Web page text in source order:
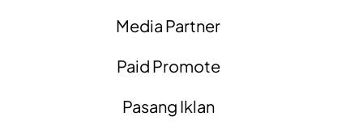
Media Partner
Paid Promote
Pasang Iklan